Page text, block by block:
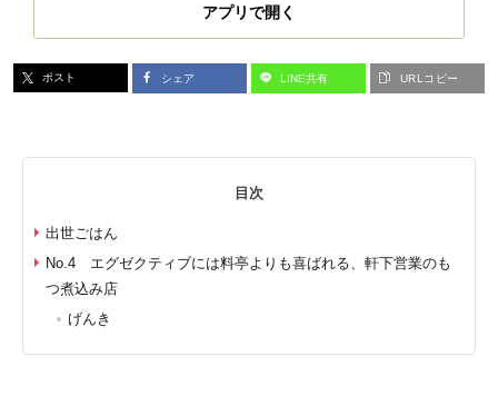
アプリで開く
ポスト シェア LINE共有 URLコピー
目次
出世ごはん
No.4 エグゼクティブには料亭よりも喜ばれる、軒下営業のも
つ煮込み店
げんき